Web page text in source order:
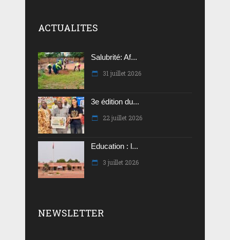
ACTUALITES
Salubrité: Af...
31 juillet 2026
3e édition du...
22 juillet 2026
Education : l...
3 juillet 2026
NEWSLETTER